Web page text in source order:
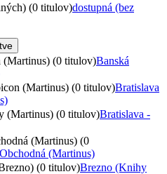
(0 titulov)dostupná (bez
(Martinus) (0 titulov)Banská
(Martinus) (0 titulov)Bratislava
(Martinus) (0 titulov)Bratislava -
(Martinus) (0
(Martinus)
(0 titulov)Brezno (Knihy